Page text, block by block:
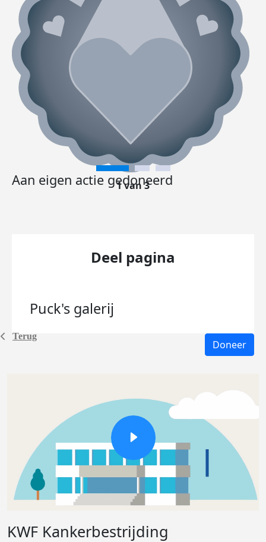
Terug
Aan eigen actie gedoneerd
1 van 3
Deel pagina
Puck's galerij
Doneer
KWF Kankerbestrijding